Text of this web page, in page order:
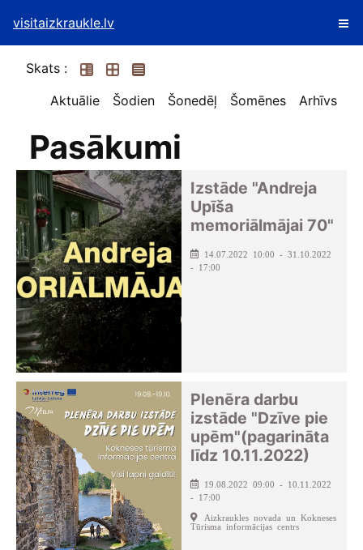
visitaizkraukle.lv
Skats :
Aktuālie
Šodien Šonedēļ Šomēnes Arhīvs
Pasākumi
Izstāde "Andreja
Upīša
memoriālmājai 70"
14.07.2022 10:00 - 31.10.2022
- 17:00
Plenēra darbu
izstāde "Dzīve pie
upēm"(pagarināta
līdz 10.11.2022)
19.08.2022 09:00 - 10.11.2022
- 17:00
Aizkraukles novada un Kokneses
Tūrisma informācijas centrs